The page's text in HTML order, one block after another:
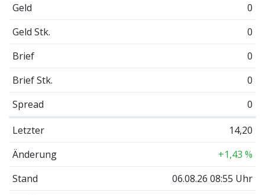
Geld
0
Geld Stk.
0
Brief
0
Brief Stk.
0
Spread
0
Letzter
14,20
Änderung
+1,43 %
Stand
06.08.26 08:55 Uhr